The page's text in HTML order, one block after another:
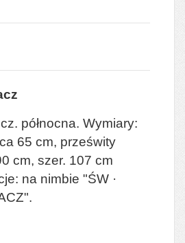
północna. Wymiary:
65 cm, prześwity
cm, szer. 107 cm
na nimbie "ŚW ·